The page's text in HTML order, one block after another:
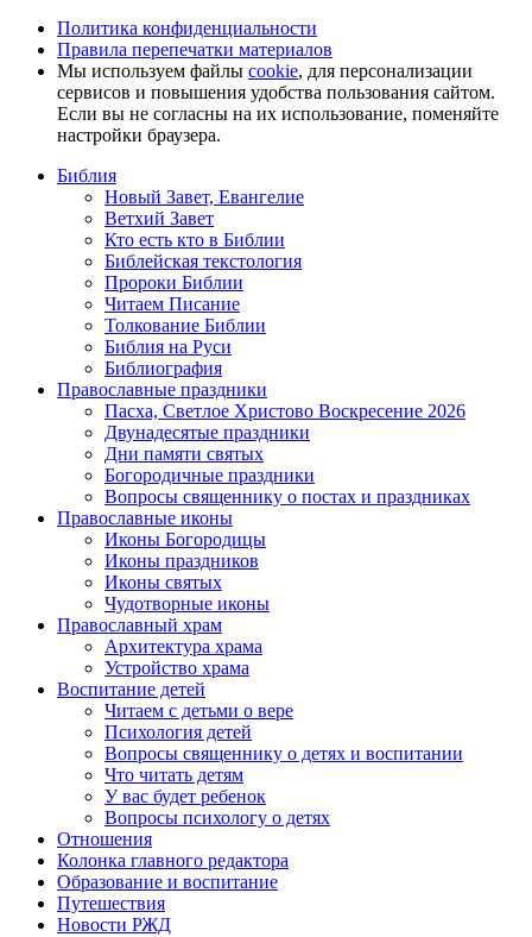
Политика конфиденциальности
Правила перепечатки материалов
Мы используем файлы cookie, для персонализации
сервисов и повышения удобства пользования сайтом.
Если вы не согласны на их использование, поменяйте
настройки браузера.
Библия
Новый Завет, Евангелие
Ветхий Завет
Кто есть кто в Библии
Библейская текстология
Пророки Библии
Читаем Писание
Толкование Библии
Библия на Руси
Библиография
Православные праздники
Пасха, Светлое Христово Воскресение 2026
Двунадесятые праздники
Дни памяти святых
Богородичные праздники
Вопросы священнику о постах и праздниках
Православные иконы
Иконы Богородицы
Иконы праздников
Иконы святых
Чудотворные иконы
Православный храм
Архитектура храма
Устройство храма
Воспитание детей
Читаем с детьми о вере
Психология детей
Вопросы священнику о детях и воспитании
Что читать детям
У вас будет ребенок
Вопросы психологу о детях
Отношения
Колонка главного редактора
Образование и воспитание
Путешествия
Новости РЖД